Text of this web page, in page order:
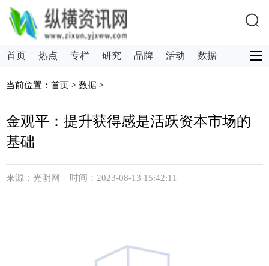
首页 热点 专栏 研究 品牌 活动 数据
当前位置： 首页 > 数据 >
金观平：提升获得感是活跃资本市场的
基础
来源：光明网 时间：2023-08-13 15:42:11